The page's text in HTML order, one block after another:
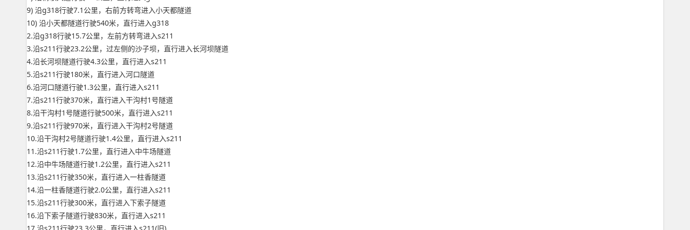
9) 沿g318行驶7.1公里，右前方转弯进入小天都隧道
10) 沿小天都隧道行驶540米，直行进入g318
2.沿g318行驶15.7公里，左前方转弯进入s211
3.沿s211行驶23.2公里，过左侧的沙子坝，直行进入长河坝隧道
4.沿长河坝隧道行驶4.3公里，直行进入s211
5.沿s211行驶180米，直行进入河口隧道
6.沿河口隧道行驶1.3公里，直行进入s211
7.沿s211行驶370米，直行进入干沟村1号隧道
8.沿干沟村1号隧道行驶500米，直行进入s211
9.沿s211行驶970米，直行进入干沟村2号隧道
10.沿干沟村2号隧道行驶1.4公里，直行进入s211
11.沿s211行驶1.7公里，直行进入中牛场隧道
12.沿中牛场隧道行驶1.2公里，直行进入s211
13.沿s211行驶350米，直行进入一柱香隧道
14.沿一柱香隧道行驶2.0公里，直行进入s211
15.沿s211行驶300米，直行进入下索子隧道
16.沿下索子隧道行驶830米，直行进入s211